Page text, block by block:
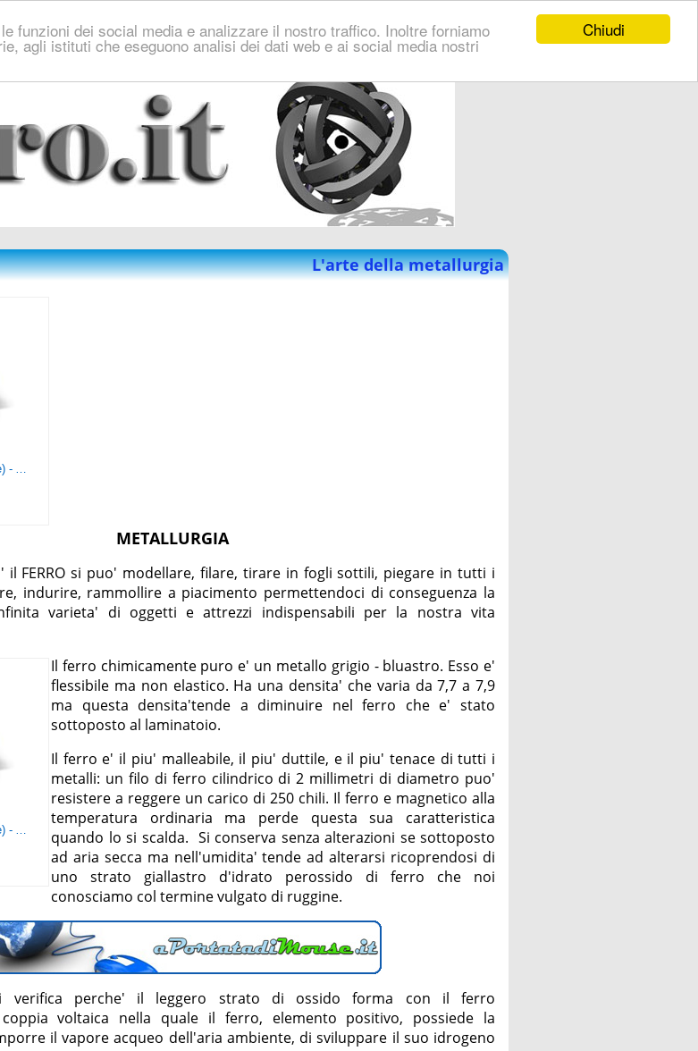
Chiudi
funzioni dei social media e analizzare il nostro traffico. Inoltre forniamo
agli istituti che eseguono analisi dei dati web e ai social media nostri
L'arte della metallurgia
Echo Dot (3ª generazione) - Altoparlante intelligente con integrazione Alexa - Tessuto antracite
METALLURGIA
il FERRO si puo' modellare, filare, tirare in fogli sottili, piegare in tutti i
indurire, rammollire a piacimento permettendoci di conseguenza la
varieta' di oggetti e attrezzi indispensabili per la nostra vita
Echo Dot (3ª generazione) - Altoparlante intelligente con integrazione Alexa - Tessuto antracite
Il ferro chimicamente puro e' un metallo grigio - bluastro. Esso e'
flessibile ma non elastico. Ha una densita' che varia da 7,7 a 7,9
ma questa densita'tende a diminuire nel ferro che e' stato
sottoposto al laminatoio.
Il ferro e' il piu' malleabile, il piu' duttile, e il piu' tenace di tutti i
metalli: un filo di ferro cilindrico di 2 millimetri di diametro puo'
resistere a reggere un carico di 250 chili. Il ferro e magnetico alla
temperatura ordinaria ma perde questa sua caratteristica
quando lo si scalda. Si conserva senza alterazioni se sottoposto
ad aria secca ma nell'umidita' tende ad alterarsi ricoprendosi di
uno strato giallastro d'idrato perossido di ferro che noi
conosciamo col termine vulgato di ruggine.
verifica perche' il leggero strato di ossido forma con il ferro
voltaica nella quale il ferro, elemento positivo, possiede la
il vapore acqueo dell'aria ambiente, di sviluppare il suo idrogeno